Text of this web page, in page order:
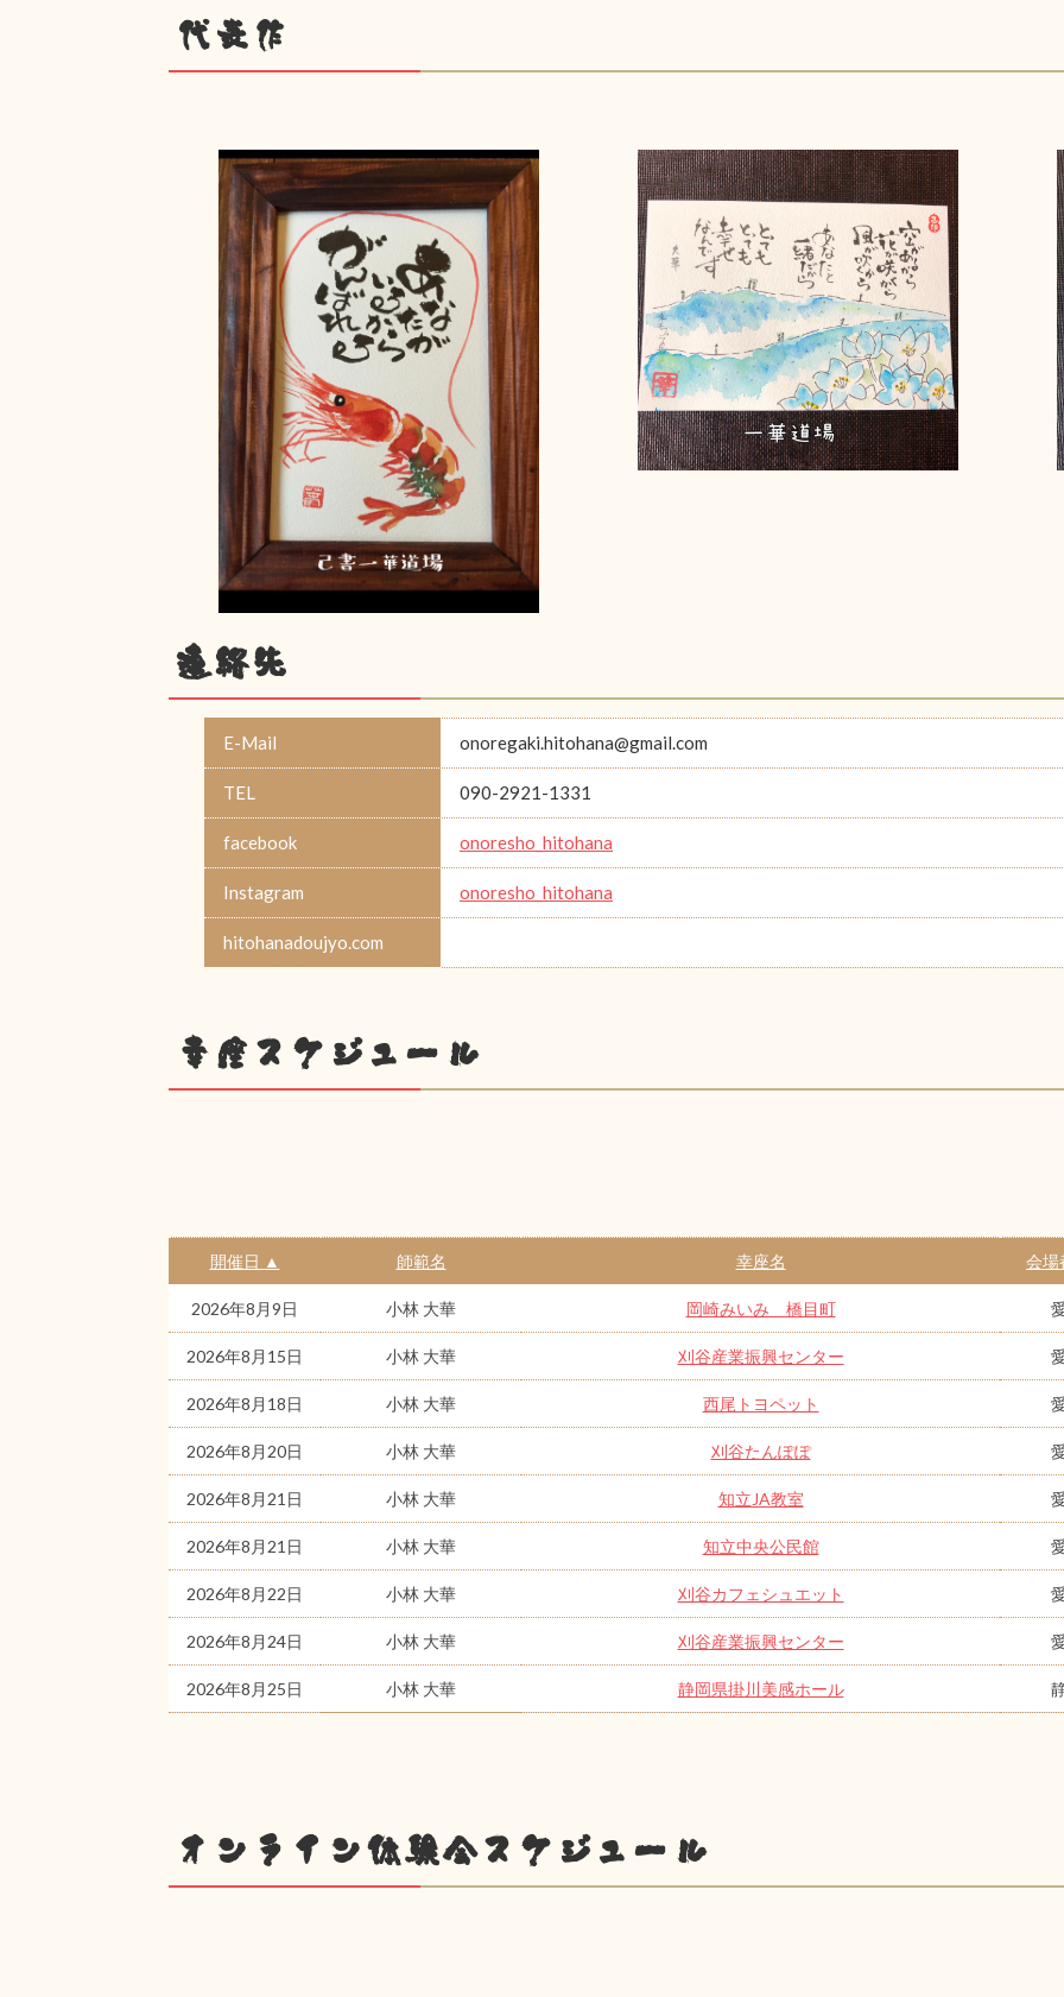
代表作
連絡先
E-Mail onoregaki.hitohana@gmail.com
TEL 090-2921-1331
facebook onoresho_hitohana
Instagram onoresho_hitohana
hitohanadoujyo.com
幸座スケジュール
開催日 ▲ 師範名 幸座名 会場
2026年8月9日 小林 大華 岡崎みいみ 橋目町
2026年8月15日 小林 大華 刈谷産業振興センター
2026年8月18日 小林 大華 西尾トヨペット
2026年8月20日 小林 大華 刈谷たんぽぽ
2026年8月21日 小林 大華 知立JA教室
2026年8月21日 小林 大華 知立中央公民館
2026年8月22日 小林 大華 刈谷カフェシュエット
2026年8月24日 小林 大華 刈谷産業振興センター
2026年8月25日 小林 大華 静岡県掛川美感ホール
オンライン体験会スケジュール